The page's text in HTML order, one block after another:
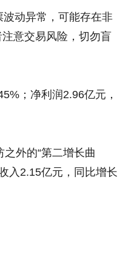
动异常，可能存在非
意交易风险，切勿盲
；净利润2.96亿元，
外的“第二增长曲
入2.15亿元，同比增长